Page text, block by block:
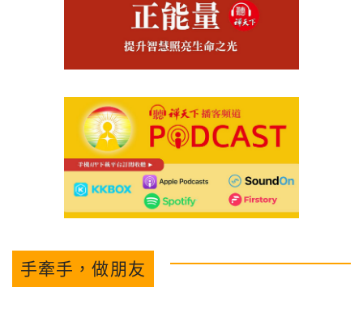
手牽手，做朋友